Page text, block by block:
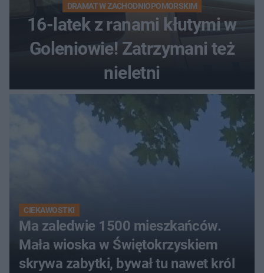
DRAMAT W ZACHODNIOPOMORSKIM
16-latek z ranami kłutymi w
Goleniowie! Zatrzymani też
nieletni
CIEKAWOSTKI
Ma zaledwie 1500 mieszkańców.
Mała wioska w Świętokrzyskiem
skrywa zabytki, bywał tu nawet król